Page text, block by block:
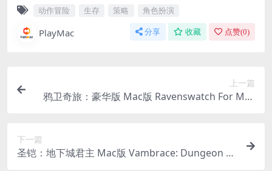
动作冒险 生存 策略 角色扮演
PlayMac 分享 收藏 点赞(0)
上一篇
鸦卫奇旅：豪华版 Mac版 Ravenswatch For Mac
下一篇
圣铠：地下城君主 Mac版 Vambrace: Dungeon M